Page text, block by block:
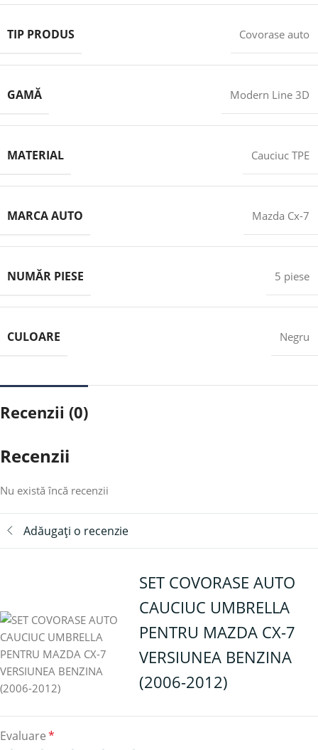
TIP PRODUS Covorase auto
GAMĂ Modern Line 3D
MATERIAL Cauciuc TPE
MARCA AUTO Mazda Cx-7
NUMĂR PIESE 5 piese
CULOARE Negru
Recenzii (0)
Recenzii
Nu există încă recenzii
Adăugați o recenzie
SET COVORASE AUTO
CAUCIUC UMBRELLA
PENTRU MAZDA CX-7
VERSIUNEA BENZINA
(2006-2012)
Evaluare*